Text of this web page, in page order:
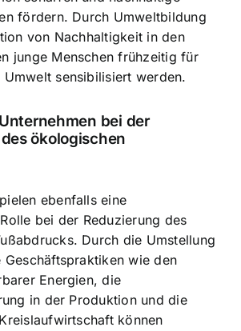
fördern. Durch Umweltbildung
von Nachhaltigkeit in den
junge Menschen frühzeitig für
sensibilisiert werden.
bei der
ökologischen
ebenfalls eine
bei der Reduzierung des
Durch die Umstellung
Geschäftspraktiken wie den
Energien, die
in der Produktion und die
können